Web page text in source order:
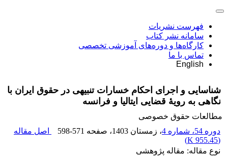
فهرست نشریات
سامانه نشر کتاب
کارگاه‌ها و دوره‌های آموزشی تخصصی
تماس با ما
English
شناسایی و اجرای احکام خسارات تنبیهی در حقوق ایران با
نگاهی به رویۀ قضایی ایتالیا و فرانسه
مطالعات حقوق خصوصی
دوره 54، شماره 4
، زمستان 1403 ، صفحه 598-571
اصل مقاله
(
955.45 K
)
نوع مقاله: مقاله پژوهشی